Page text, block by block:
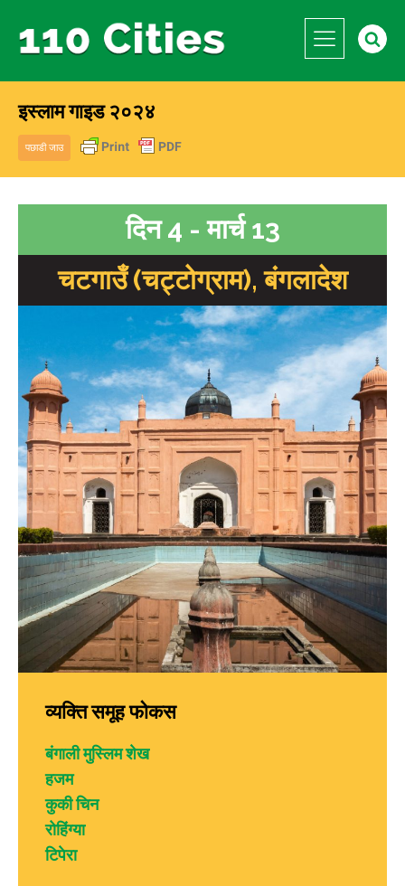
इस्लाम गाइड २०२४
पछाडी जाउ
दिन 4 - मार्च 13
चटगाउँ (चट्टोग्राम), बंगलादेश
व्यक्ति समूह फोकस
बंगाली मुस्लिम शेख
हजम
कुकी चिन
रोहिंग्या
टिपेरा